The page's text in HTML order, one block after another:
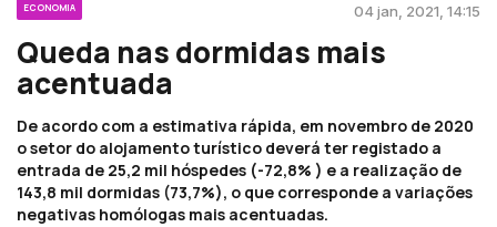
ECONOMIA 04 jan, 2021, 14:15
Queda nas dormidas mais
acentuada
De acordo com a estimativa rápida, em novembro de 2020
o setor do alojamento turístico deverá ter registado a
entrada de 25,2 mil hóspedes (-72,8% ) e a realização de
143,8 mil dormidas (73,7%), o que corresponde a variações
negativas homólogas mais acentuadas.